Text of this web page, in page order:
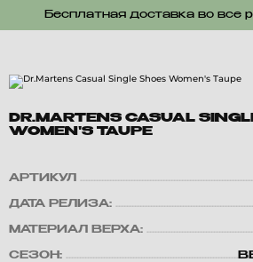
Бесплатная доставка во все
DR.MARTENS CASUAL
WOMEN'S TAUPE
АРТИКУЛ
ДАТА РЕЛИЗА:
МАТЕРИАЛ ВЕРХА:
СЕЗОН: